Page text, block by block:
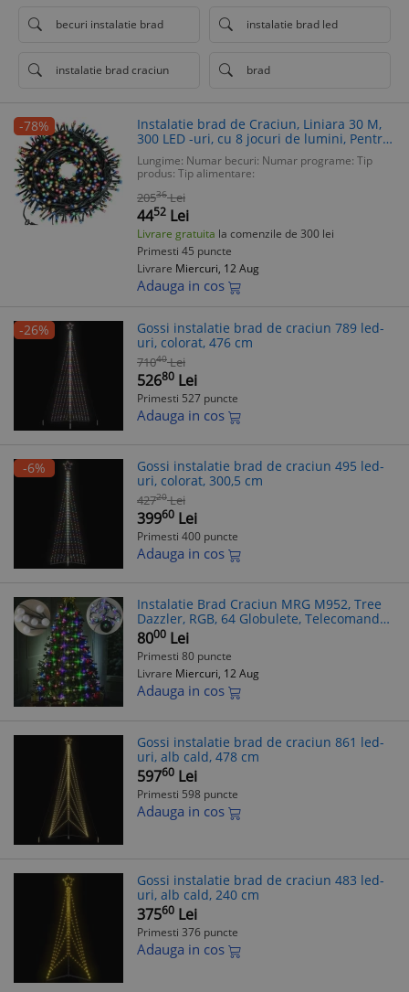
becuri instalatie brad instalatie brad led
instalatie brad craciun brad
-78%
Instalatie brad de Craciun, Liniara 30 M,
300 LED -uri, cu 8 jocuri de lumini, Pentru
Exterior/Interior, Multicolor
Lungime: Numar becuri: Numar programe: Tip
produs: Tip alimentare:
20536 Lei
4452 Lei
Livrare gratuita la comenzile de 300 lei
Primesti 45 puncte
Livrare Miercuri, 12 Aug
Adauga in cos
-26%
Gossi instalatie brad de craciun 789 led-
uri, colorat, 476 cm
71040 Lei
52680 Lei
Primesti 527 puncte
Adauga in cos
-6%
Gossi instalatie brad de craciun 495 led-
uri, colorat, 300,5 cm
42720 Lei
39960 Lei
Primesti 400 puncte
Adauga in cos
Instalatie Brad Craciun MRG M952, Tree
Dazzler, RGB, 64 Globulete, Telecomanda
C952
8000 Lei
Primesti 80 puncte
Livrare Miercuri, 12 Aug
Adauga in cos
Gossi instalatie brad de craciun 861 led-
uri, alb cald, 478 cm
59760 Lei
Primesti 598 puncte
Adauga in cos
Gossi instalatie brad de craciun 483 led-
uri, alb cald, 240 cm
37560 Lei
Primesti 376 puncte
Adauga in cos